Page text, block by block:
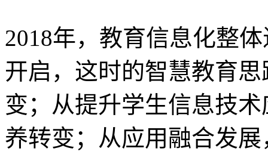
2018年，教育信息化整
开启，这时的智慧教育
变；从提升学生信息技
养转变；从应用融合发